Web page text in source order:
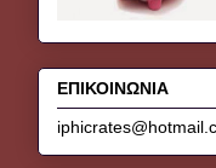
ΕΠΙΚΟΙΝΩΝΙΑ